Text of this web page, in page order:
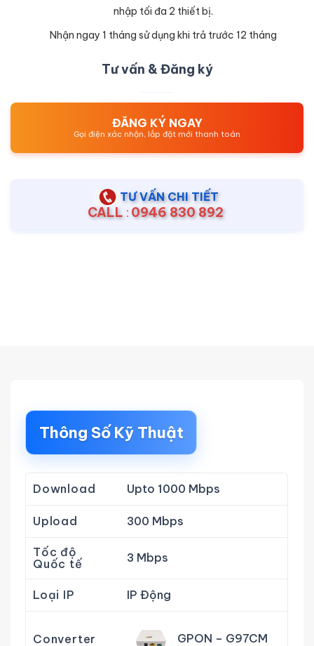
nhập tối đa 2 thiết bị.
Nhận ngay 1 tháng sử dụng khi trả trước 12 tháng
Tư vấn & Đăng ký
ĐĂNG KÝ NGAY
Gọi điện xác nhận, lắp đặt mới thanh toán
TƯ VẤN CHI TIẾT
CALL : 0946 830 892
Thông Số Kỹ Thuật
Download Upto 1000 Mbps
Upload 300 Mbps
Tốc độ
Quốc tế
3 Mbps
Loại IP IP Động
Converter GPON – G97CM